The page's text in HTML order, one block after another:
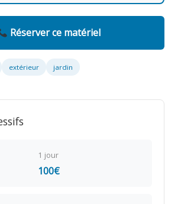
Réserver ce matériel
extérieur jardin
1 jour
100€